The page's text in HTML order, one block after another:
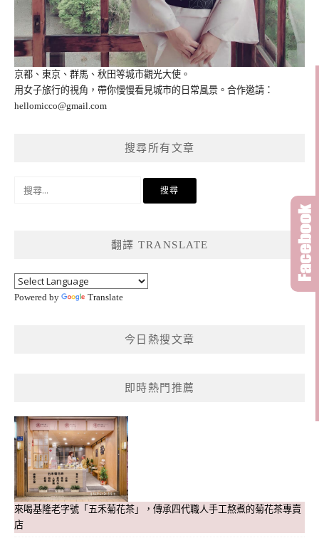
京都、東京、群馬、秋田等城市觀光大使。
用女子旅行的視角，帶你慢慢看見城市的日常風景。合作邀請：
hellomicco@gmail.com
搜尋所有文章
翻譯 TRANSLATE
Powered by Translate
今日熱搜文章
即時熱門推薦
來喝基隆老字號「五禾菊花茶」，傳承四代職人手工熬煮的菊花茶專賣
店